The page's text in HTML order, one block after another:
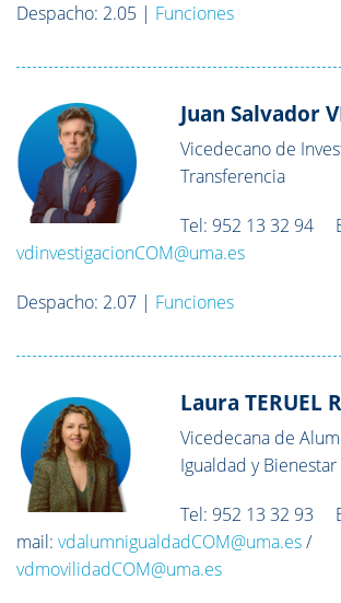
Despacho: 2.05 | Funciones
Juan Salvador
Vicedecano de
Transferencia
Tel: 952 13 32 94
vdinvestigacionCOM@uma.es
Despacho: 2.07 | Funciones
Laura TERUEL
Vicedecana de
Igualdad y Bienestar
Tel: 952 13 32 93
mail: vdalumnigualdadCOM@uma.es/
vdmovilidadCOM@uma.es